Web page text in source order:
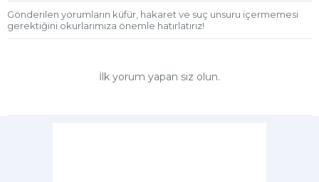
Gönderilen yorumların küfür, hakaret ve suç unsuru içermemesi
gerektiğini okurlarımıza önemle hatırlatırız!
İlk yorum yapan siz olun.